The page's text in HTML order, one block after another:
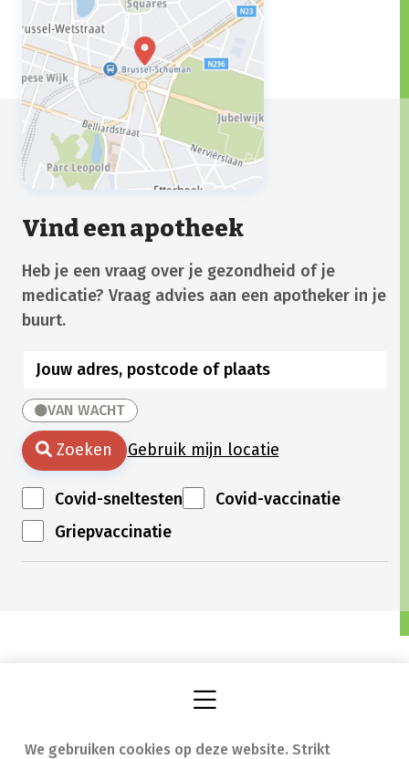
We gebruiken cookies op deze website. Strikt
Vind een apotheek
Heb je een vraag over je gezondheid of je
medicatie? Vraag advies aan een apotheker in je
buurt.
VAN WACHT
Zoeken Gebruik mijn locatie
Covid-sneltesten
Covid-vaccinatie
Griepvaccinatie
Vind een apotheek In geval van nood